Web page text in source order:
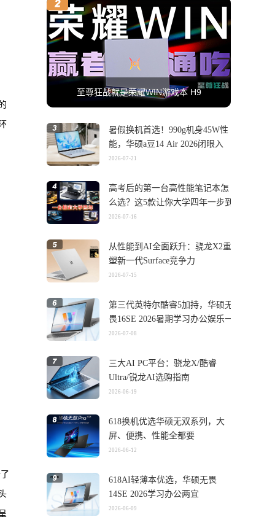
至尊狂战就是荣耀WIN游戏本 H9
暑假换机首选！990g机身45W性
能，华硕a豆14 Air 2026闭眼入
2026-07-21
高考后的第一台高性能笔记本怎
么选？这5款让你大学四年一步到
位
2026-07-16
从性能到AI全面跃升：骁龙X2重
塑新一代Surface竞争力
2026-07-15
第三代英特尔酷睿5加持，华硕无
畏16SE 2026暑期学习办公娱乐一
机搞定
2026-07-08
三大AI PC平台：骁龙X/酷睿
Ultra/锐龙AI选购指南
2026-06-19
618换机优选华硕无双系列，大
屏、便携、性能全都要
2026-06-12
618AI轻薄本优选，华硕无畏
14SE 2026学习办公两宜
2026-06-09